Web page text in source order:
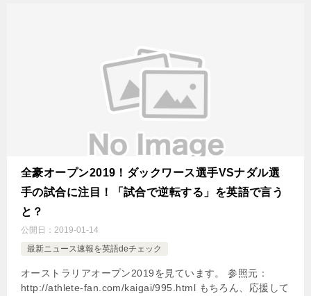
全豪オープン2019！ダックワース選手VSナダル選
手の試合に注目！「試合で逆転する」を英語で言う
と？
公開日： 2019-01-14
最新ニュース速報を英語deチェック
オーストラリアオープン2019を見ています。 参照元：
http://athlete-fan.com/kaigai/995.html もちろん、応援して